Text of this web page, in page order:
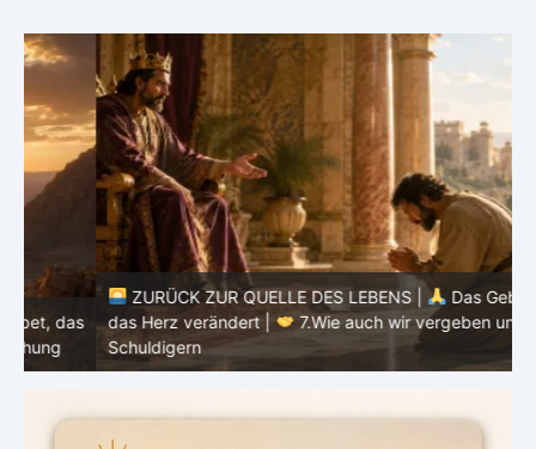
ZURÜCK ZUR QUELLE DES LEBENS |
Das Gebet, das
das Herz verändert |
7.Wie auch wir vergeben unsern
Schuldigern